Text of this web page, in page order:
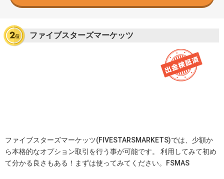
ファイブスターズマーケッツ
ファイブスターズマーケッツ(FIVESTARSMARKETS)では、少額か
ら本格的なオプション取引を行う事が可能です。 利用してみて初め
て分かる良さもある！まずは使ってみてください。FSMAS